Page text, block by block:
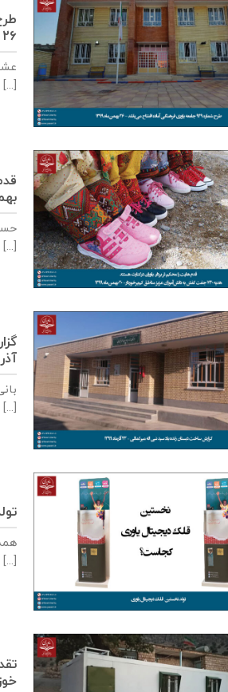
۲۶ بهمن‌ماه ۱۳۹۹
شادمانی را حرّاج کنی [...]
امداد زمین [...]
سرزمین خود را مدیون [...]
ببخشيم [...]